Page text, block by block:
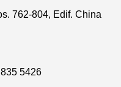
762-804, Edif. China
5426